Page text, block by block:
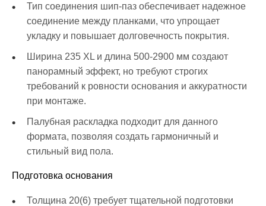
Тип соединения шип-паз обеспечивает надежное
соединение между планками, что упрощает
укладку и повышает долговечность покрытия.
Ширина 235 XL и длина 500-2900 мм создают
панорамный эффект, но требуют строгих
требований к ровности основания и аккуратности
при монтаже.
Палубная раскладка подходит для данного
формата, позволяя создать гармоничный и
стильный вид пола.
Подготовка основания
Толщина 20(6) требует тщательной подготовки